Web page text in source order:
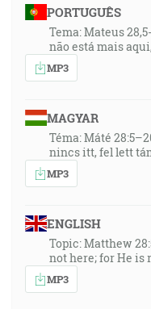
PORTUGUÊS
Tema: Mateus
não está mais
MP3
MAGYAR
Téma: Máté
nincs itt, fel lett
MP3
ENGLISH
Topic: Matthew
not here; for He is
MP3